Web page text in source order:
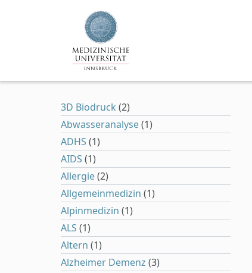
Zum Hauptinhalt springen
3D Biodruck (2)
Abwasseranalyse(1)
ADHS (1)
AIDS (1)
Allergie(2)
Allgemeinmedizin (1)
Alpinmedizin (1)
ALS (1)
Altern (1)
Alzheimer Demenz (3)